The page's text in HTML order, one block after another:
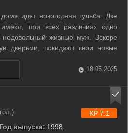
идет новогодняя гульба. Две
при всех различиях одно
недовольный жизнью муж. Вскоре
дверьми, покидают свои новые
найти успокоение в тесной
18.05.2025
гол.)
Год выпуска: 1998
KP 7.1